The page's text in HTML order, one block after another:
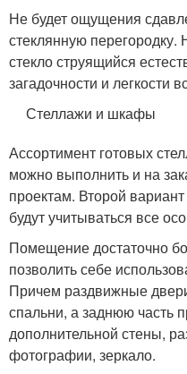
Не будет ощущения
стеклянную
стекло струящийся
загадочности и легкости
Стеллажи и шкафы
Ассортимент готовых
можно выполнить и на
проектам. Второй
будут учитываться все
Помещение достаточно
позволить себе
Причем раздвижные
спальни, а заднюю часть
дополнительной стены,
фотографии, зеркало.